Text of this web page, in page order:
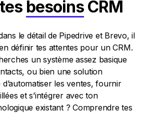
besoins CRM
le détail de Pipedrive et Brevo, il
définir tes attentes pour un CRM.
un système assez basique
ou bien une solution
les ventes, fournir
et s’intégrer avec ton
existant ? Comprendre tes